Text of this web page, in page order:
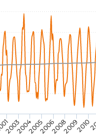
2003200420052006200820092010